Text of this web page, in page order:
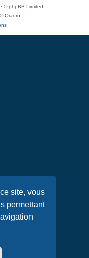
site, vous
permettant
© phpBB Limited
©Qiaeru